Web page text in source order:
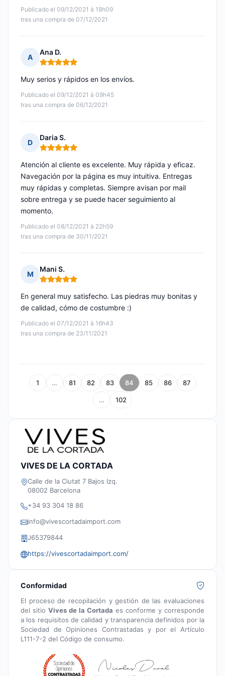
Publicado el 09/12/2021 à 18h09
tras una compra de 07/12/2021
A
Ana D.
Nota: 5 de 5
Publicado el 09/12/2021 à 09h45
tras una compra de 06/12/2021
Muy serios y rápidos en los envíos.
D
Daria S.
Nota: 5 de 5
Publicado el 08/12/2021 à 22h59
tras una compra de 30/11/2021
Atención al cliente es excelente. Muy rápida y eficaz.
Navegación por la página es muy intuitiva. Entregas
muy rápidas y completas. Siempre avisan por mail
sobre entrega y se puede hacer seguimiento al
momento.
M
Mani S.
Nota: 5 de 5
Publicado el 07/12/2021 à 16h43
tras una compra de 23/11/2021
En general muy satisfecho. Las piedras muy bonitas y
de calidad, cómo de costumbre :)
1 … 81 82 83 84 85 86 87
… 102
VIVES DE LA CORTADA
Calle de la Ciutat 7 Bajos Izq.
08002 Barcelona
+34 93 304 18 86
info@vivescortadaimport.com
J65379844
https://vivescortadaimport.com/
Conformidad
El proceso de recopilación y gestión de las evaluaciones
del sitio Vives de la Cortada es conforme y corresponde
a los requisitos de calidad y transparencia definidos por la
Sociedad de Opiniones Contrastadas y por el Artículo
L111-7-2 del Código de consumo.